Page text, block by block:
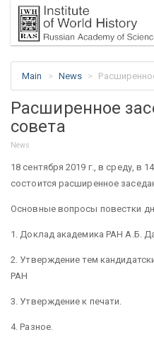
Main News
Расширенное
совета
News
18 сентября 2019 г., в среду, в
состоится расширенное
Основные вопросы повестки
1. Доклад академика РАН А.Б.
2. Утверждение тем
РАН
3. Утверждение к печати.
4. Разное.